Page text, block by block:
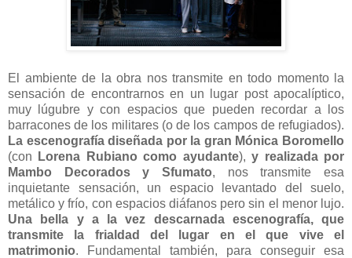
El ambiente de la obra nos transmite en todo momento la
sensación de encontrarnos en un lugar post apocalíptico,
muy lúgubre y con espacios que pueden recordar a los
barracones de los militares (o de los campos de refugiados).
La escenografía diseñada por la gran Mónica Boromello
(con
Lorena Rubiano como ayudante),y realizada por
Mambo Decorados y Sfumato, nos transmite esa
inquietante sensación, un espacio levantado del suelo,
metálico y frío, con espacios diáfanos pero sin el menor lujo.
Una bella y a la vez descarnada escenografía, que
transmite la frialdad del lugar en el que vive el
matrimonio. Fundamental también, para conseguir esa